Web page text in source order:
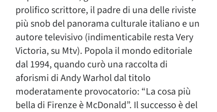
prolifico scrittore, il padre di una delle riviste
più snob del panorama culturale italiano e un
autore televisivo (indimenticabile resta Very
Victoria, su Mtv). Popola il mondo editoriale
dal 1994, quando curò una raccolta di
aforismi di Andy Warhol dal titolo
moderatamente provocatorio: “La cosa più
bella di Firenze è McDonald”. Il successo è del